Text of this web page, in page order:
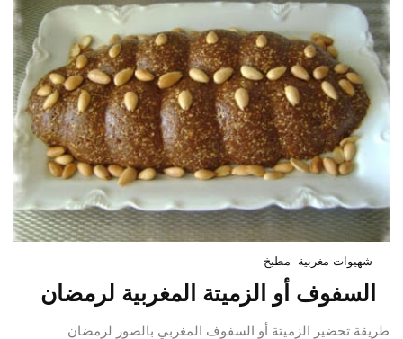
شهيوات مغربية مطبخ
السفوف أو الزميتة المغربية لرمضان
طريقة تحضير الزميتة أو السفوف المغربي بالصور لرمضان